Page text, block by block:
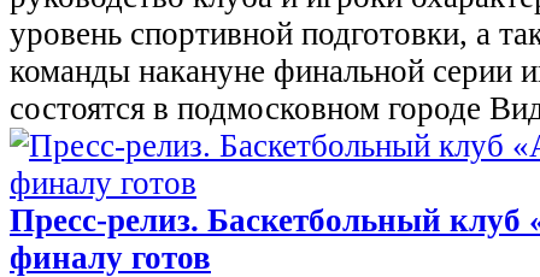
уровень спортивной подготовки, а
команды накануне финальной серии
состоятся в подмосковном городе
Пресс-релиз. Баскетбольный
финалу готов